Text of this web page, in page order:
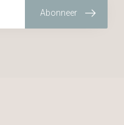
Abonneer